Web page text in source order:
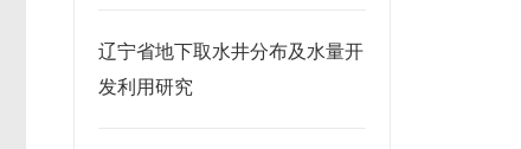
辽宁省地下取水井分布及水量开
发利用研究